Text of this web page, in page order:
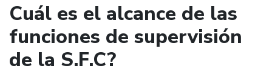
Cuál es el alcance de las
funciones de supervisión
de la S.F.C?